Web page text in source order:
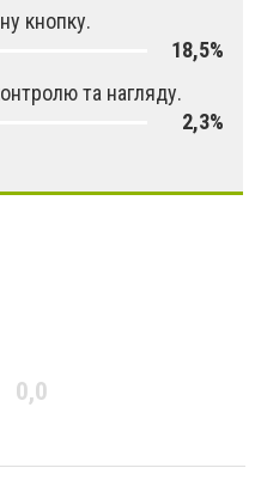
кнопку.
18,5%
та нагляду.
2,3%
0,0